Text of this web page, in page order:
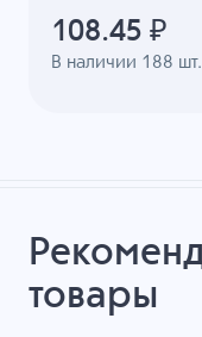
В наличии 188 шт.
108.45 ₽
товары